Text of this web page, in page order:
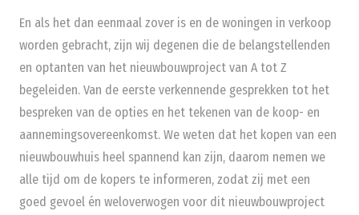
En als het dan eenmaal zover is en de woningen in verkoop
worden gebracht, zijn wij degenen die de belangstellenden
en optanten van het nieuwbouwproject van A tot Z
begeleiden. Van de eerste verkennende gesprekken tot het
bespreken van de opties en het tekenen van de koop- en
aannemingsovereenkomst. We weten dat het kopen van een
nieuwbouwhuis heel spannend kan zijn, daarom nemen we
alle tijd om de kopers te informeren, zodat zij met een
goed gevoel én weloverwogen voor dit nieuwbouwproject